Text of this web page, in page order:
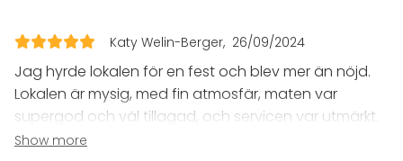
Additional information about services and facilities
exklusivt utnyttjar lokalens alla ytor. Flera
dukningsalternativ är möjliga.
Additional information about activities
snabbt trots att vi var 74 personer.
Serveringspersonalen var väldigt vänliga och duktiga
och gjorde det där lilla extra som fick allt att kännas
fint och festligt. Lokalen gör dock att det blir högt
prat-ljud under valven, det blev svårt att prata med
någon över bordet. Vi kunde hämta blommor och
Katy Welin-Berger 26/09/2024
Jag hyrde lokalen för en fest och blev mer än nöjd.
Lokalen är mysig, med fin atmosfär, maten var
supergod och väl tillagad, och servicen var utmärkt.
Show more